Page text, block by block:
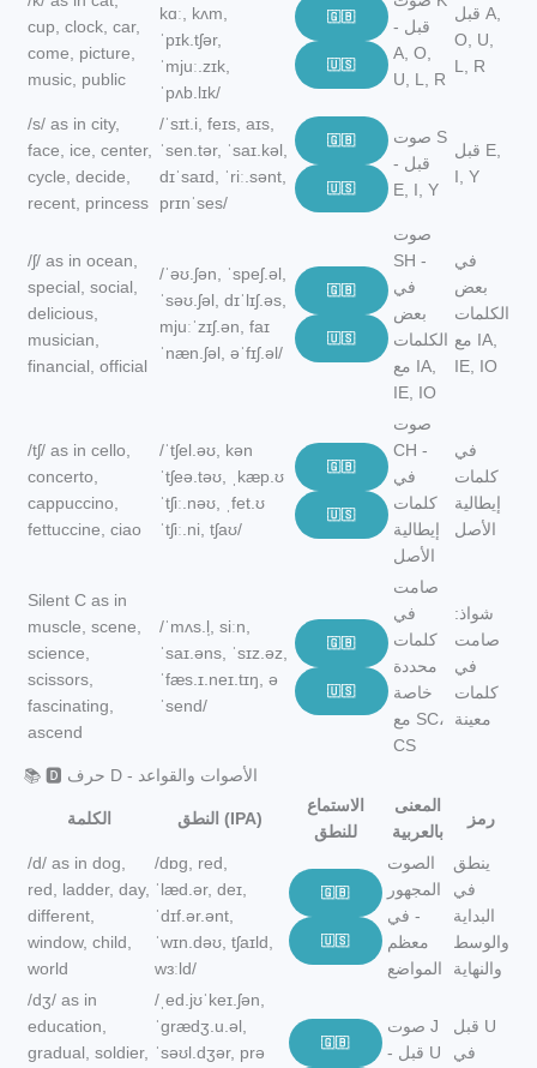
cup, clock, car,
come, picture,
music, public
kɑː, kʌm,
ˈpɪk.tʃər,
ˈmjuː.zɪk,
ˈpʌb.lɪk/
🇬🇧
🇺🇸
- قبل
A, O,
U, L, R
قبل A,
O, U,
L, R
/s/ as in city,
face, ice, center,
cycle, decide,
recent, princess
/ˈsɪt.i, feɪs, aɪs,
ˈsen.tər, ˈsaɪ.kəl,
dɪˈsaɪd, ˈriː.sənt,
prɪnˈses/
🇬🇧
🇺🇸
صوت S
- قبل
E, I, Y
قبل E,
I, Y
/ʃ/ as in ocean,
special, social,
delicious,
musician,
financial, official
/ˈəʊ.ʃən, ˈspeʃ.əl,
ˈsəʊ.ʃəl, dɪˈlɪʃ.əs,
mjuːˈzɪʃ.ən, faɪ
ˈnæn.ʃəl, əˈfɪʃ.əl/
🇬🇧
🇺🇸
صوت
SH -
في
بعض
الكلمات
مع IA,
IE, IO
في
بعض
الكلمات
مع IA,
IE, IO
/tʃ/ as in cello,
concerto,
cappuccino,
fettuccine, ciao
/ˈtʃel.əʊ, kən
ˈtʃeə.təʊ, ˌkæp.ʊ
ˈtʃiː.nəʊ, ˌfet.ʊ
ˈtʃiː.ni, tʃaʊ/
🇬🇧
🇺🇸
صوت
CH -
في
كلمات
إيطالية
الأصل
في
كلمات
إيطالية
الأصل
Silent C as in
muscle, scene,
science,
scissors,
fascinating,
ascend
/ˈmʌs.l̩, siːn,
ˈsaɪ.əns, ˈsɪz.əz,
ˈfæs.ɪ.neɪ.tɪŋ, ə
ˈsend/
🇬🇧
🇺🇸
صامت
في
كلمات
محددة
خاصة
مع SC،
CS
شواذ:
صامت
في
كلمات
معينة
📚 🅳 حرف D - الأصوات والقواعد
الكلمة النطق (IPA)
الاستماع
للنطق
المعنى
بالعربية
رمز
/d/ as in dog,
red, ladder, day,
different,
window, child,
world
/dɒɡ, red,
ˈlæd.ər, deɪ,
ˈdɪf.ər.ənt,
ˈwɪn.dəʊ, tʃaɪld,
wɜːld/
🇬🇧
🇺🇸
الصوت
المجهور
- في
معظم
المواضع
ينطق
في
البداية
والوسط
والنهاية
/dʒ/ as in
education,
gradual, soldier,
/ˌed.jʊˈkeɪ.ʃən,
ˈɡrædʒ.u.əl,
ˈsəʊl.dʒər, prə
🇬🇧
صوت J
- قبل U
قبل U
في